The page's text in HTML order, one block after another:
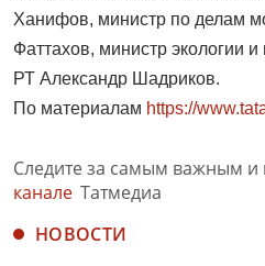
Ханифов, министр по делам
Фаттахов, министр экологии
РТ Александр Шадриков.
По материалам https://
Следите за самым важным и
канале Татмедиа
НОВОСТИ